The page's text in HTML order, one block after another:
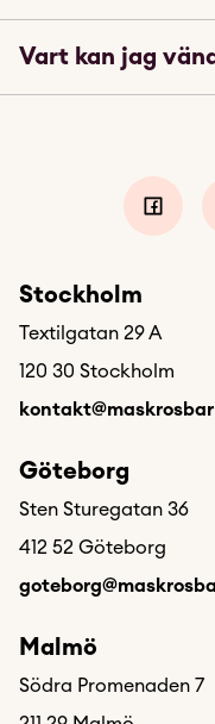
Vart kan jag
Stockholm
Textilgatan 29 A
120 30 Stockholm
Göteborg
Sten Sturegatan 36
412 52 Göteborg
Malmö
Södra Promenaden 7